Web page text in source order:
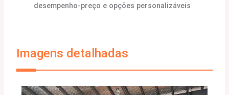
desempenho-preço e opções personalizáveis
Imagens detalhadas